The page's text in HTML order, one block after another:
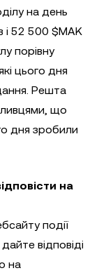
на день
і 52 500 $MAK
порівну
цього дня
Решта
що
дня зробили
на
події
відповіді
на